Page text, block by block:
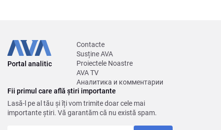
Portal analitic
Contacte
Susține AVA
Proiectele Noastre
AVA TV
Аналитика и комментарии
Fii primul care află știri importante
Lasă-l pe al tău și îți vom trimite doar cele mai
importante știri. Vă garantăm că nu există spam.